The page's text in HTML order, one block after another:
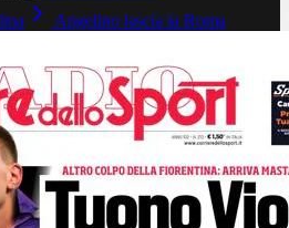
Angelino lascia la Roma